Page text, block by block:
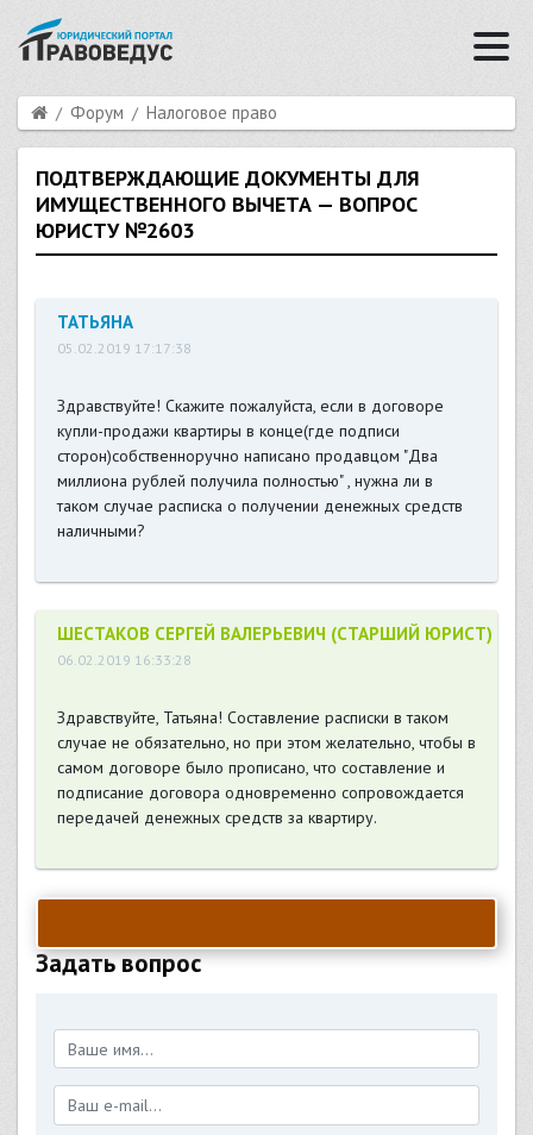
Форум Налоговое право
ПОДТВЕРЖДАЮЩИЕ ДОКУМЕНТЫ ДЛЯ
ИМУЩЕСТВЕННОГО ВЫЧЕТА — ВОПРОС
ЮРИСТУ №2603
ТАТЬЯНА
05.02.2019 17:17:38
Здравствуйте! Скажите пожалуйста, если в договоре
купли-продажи квартиры в конце(где подписи
сторон)собственноручно написано продавцом "Два
миллиона рублей получила полностью" , нужна ли в
таком случае расписка о получении денежных средств
наличными?
ШЕСТАКОВ СЕРГЕЙ ВАЛЕРЬЕВИЧ (СТАРШИЙ ЮРИСТ)
06.02.2019 16:33:28
Здравствуйте, Татьяна! Составление расписки в таком
случае не обязательно, но при этом желательно, чтобы в
самом договоре было прописано, что составление и
подписание договора одновременно сопровождается
передачей денежных средств за квартиру.
Задать вопрос